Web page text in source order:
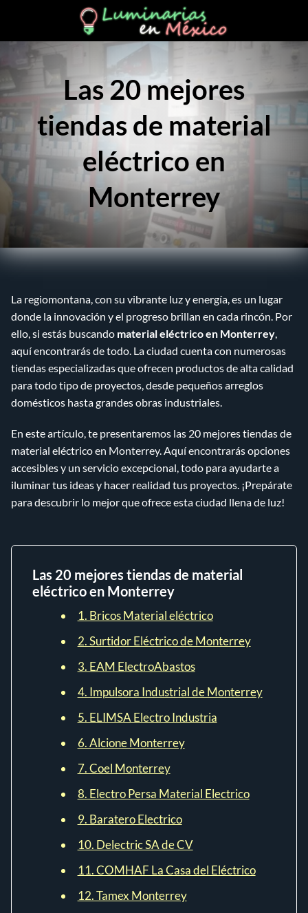
Las 20 mejores
tiendas de material
eléctrico en
Monterrey
La regiomontana, con su vibrante luz y energía, es un lugar
donde la innovación y el progreso brillan en cada rincón. Por
ello, si estás buscando material eléctrico en Monterrey,
aquí encontrarás de todo. La ciudad cuenta con numerosas
tiendas especializadas que ofrecen productos de alta calidad
para todo tipo de proyectos, desde pequeños arreglos
domésticos hasta grandes obras industriales.
En este artículo, te presentaremos las 20 mejores tiendas de
material eléctrico en Monterrey. Aquí encontrarás opciones
accesibles y un servicio excepcional, todo para ayudarte a
iluminar tus ideas y hacer realidad tus proyectos. ¡Prepárate
para descubrir lo mejor que ofrece esta ciudad llena de luz!
Las 20 mejores tiendas de material
eléctrico en Monterrey
1. Bricos Material eléctrico
2. Surtidor Eléctrico de Monterrey
3. EAM ElectroAbastos
4. Impulsora Industrial de Monterrey
5. ELIMSA Electro Industria
6. Alcione Monterrey
7. Coel Monterrey
8. Electro Persa Material Electrico
9. Baratero Electrico
10. Delectric SA de CV
11. COMHAF La Casa del Eléctrico
12. Tamex Monterrey